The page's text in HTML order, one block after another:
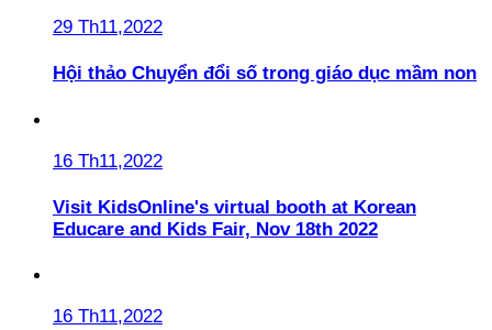
29 Th11,2022
Hội thảo Chuyển đổi số trong giáo dục mầm non
16 Th11,2022
Visit KidsOnline's virtual booth at Korean
Educare and Kids Fair, Nov 18th 2022
16 Th11,2022